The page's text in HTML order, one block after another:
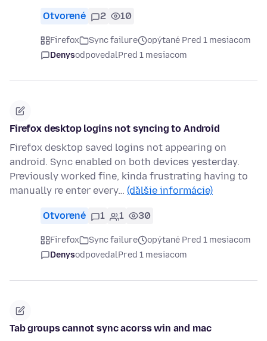
Otvorené 2 10
Firefox Sync failure
opýtané Pred 1 mesiacom
DenysodpovedalPred 1 mesiacom
Firefox desktop logins not syncing to Android
Firefox desktop saved logins not appearing on
android. Sync enabled on both devices yesterday.
Previously worked fine, kinda frustrating having to
manually re enter every… (ďalšie informácie)
Otvorené 1 1 30
Firefox Sync failure
opýtané Pred 1 mesiacom
DenysodpovedalPred 1 mesiacom
Tab groups cannot sync acorss win and mac